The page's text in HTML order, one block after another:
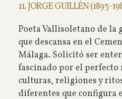
11. JORGE GUILLÉN (1893-
Poeta Vallisoletano de la
que descansa en el
Málaga. Solicitó ser
fascinado por el perfecto
culturas, religiones y
diferentes que configura